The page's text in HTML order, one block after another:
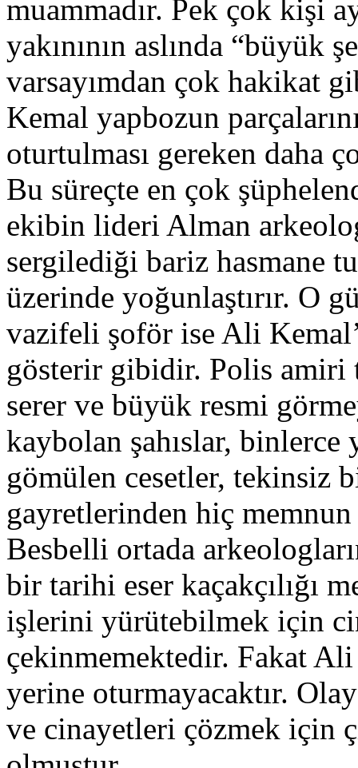
muammadır. Pek çok kişi
yakınının aslında “büyük
varsayımdan çok hakikat
Kemal yapbozun
oturtulması gereken daha
Bu süreçte en çok
ekibin lideri Alman
sergilediği bariz hasmane
üzerinde yoğunlaştırır. O
vazifeli şoför ise Ali
gösterir gibidir. Polis amiri
serer ve büyük resmi
kaybolan şahıslar,
gömülen cesetler, tekinsiz
gayretlerinden hiç
Besbelli ortada
bir tarihi eser kaçakçılığı
işlerini yürütebilmek için
çekinmemektedir. Fakat
yerine oturmayacaktır.
ve cinayetleri çözmek için